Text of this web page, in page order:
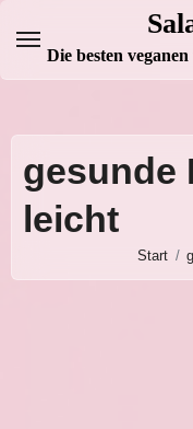
Inhalt
springen
Die besten
gesunde
leicht
Start